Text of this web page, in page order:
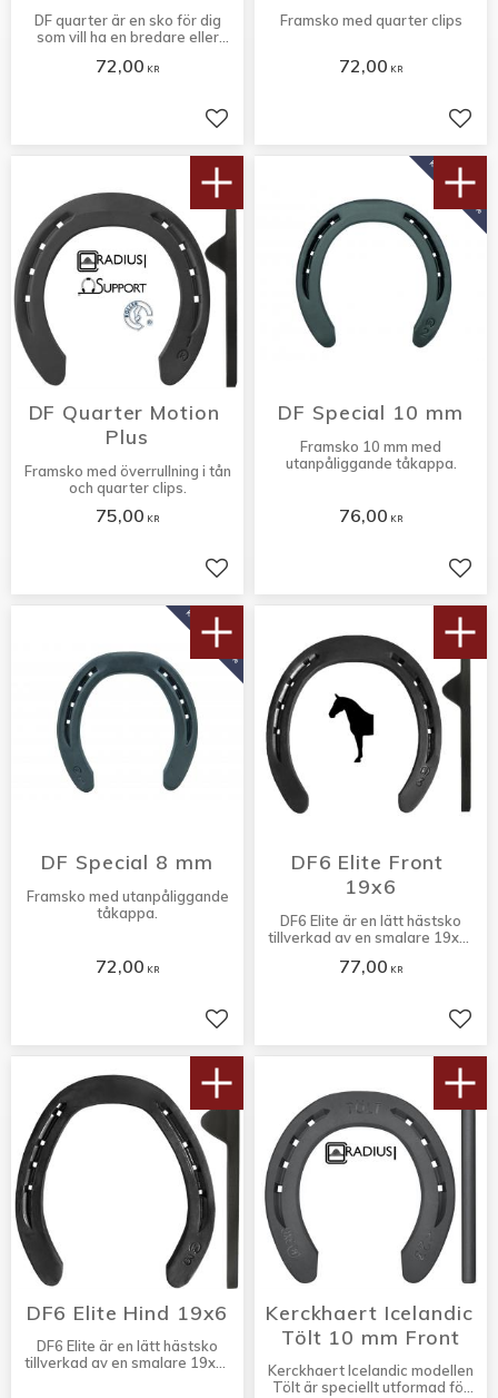
DF quarter är en sko för dig
som vill ha en bredare eller
72,00 KR
Lägg till i favoriter
Framsko med quarter clips
72,00 KR
DF Quarter Motion
Plus
Framsko med överrullning i tån
och quarter clips.
75,00 KR
Lägg till i favoriter
DF Special 10 mm
Framsko 10 mm med
utanpåliggande tåkappa.
76,00 KR
KÖP 10 PAR FÅ 10%
DF Special 8 mm
Framsko med utanpåliggande
tåkappa.
72,00 KR
KÖP 10 PAR FÅ 10%
Lägg till i favoriter
DF6 Elite Front
19x6
DF6 Elite är en lätt hästsko
tillverkad av en smalare 19x6-
speciellt för hopphästar.
77,00 KR
DF6 Elite Hind 19x6
DF6 Elite är en lätt hästsko
tillverkad av en smalare 19x6-
Kerckhaert Icelandic
Tölt 10 mm Front
Kerckhaert Icelandic modellen
Tölt är speciellt utformad för